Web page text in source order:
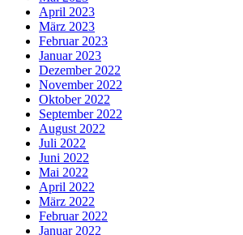
April 2023
März 2023
Februar 2023
Januar 2023
Dezember 2022
November 2022
Oktober 2022
September 2022
August 2022
Juli 2022
Juni 2022
Mai 2022
April 2022
März 2022
Februar 2022
Januar 2022